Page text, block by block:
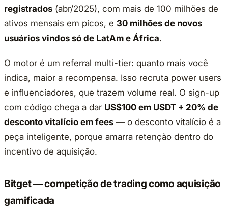
registrados (abr/2025), com mais de 100 milhões de
ativos mensais em picos, e 30 milhões de novos
usuários vindos só de LatAm e África.
O motor é um referral multi-tier: quanto mais você
indica, maior a recompensa. Isso recruta power users
e influenciadores, que trazem volume real. O sign-up
com código chega a dar US$100 em USDT + 20% de
desconto vitalício em fees — o desconto vitalício é a
peça inteligente, porque amarra retenção dentro do
incentivo de aquisição.
Bitget — competição de trading como aquisição
gamificada